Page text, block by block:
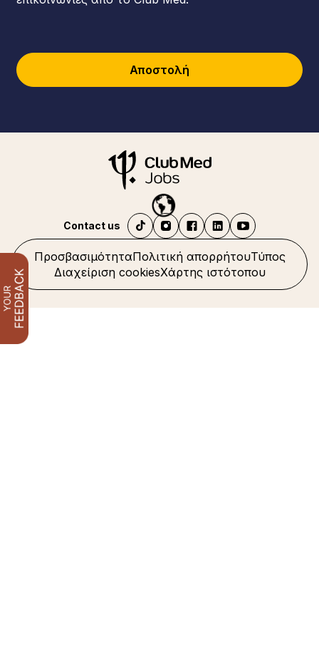
Αποστολή
ΠροσβασιμότηταΠολιτική απορρήτουΤύπος
Διαχείριση cookiesΧάρτης ιστότοπου
Contact us